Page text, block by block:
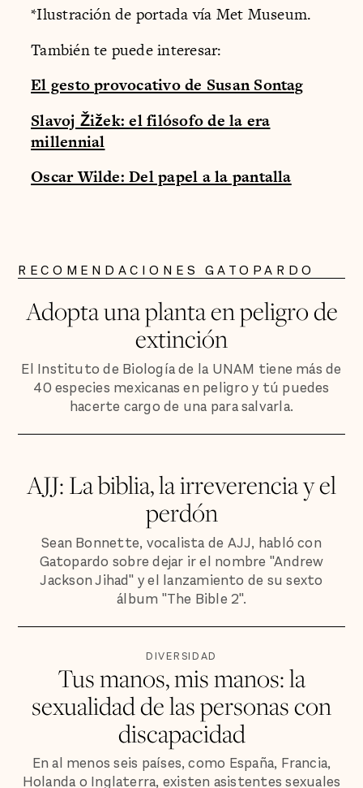
*Ilustración de portada vía Met Museum.
También te puede interesar:
El gesto provocativo de Susan Sontag
Slavoj Žižek: el filósofo de la era
millennial
Oscar Wilde: Del papel a la pantalla
RECOMENDACIONES GATOPARDO
Adopta una planta en peligro de
extinción
El Instituto de Biología de la UNAM tiene más de
40 especies mexicanas en peligro y tú puedes
hacerte cargo de una para salvarla.
AJJ: La biblia, la irreverencia y el
perdón
Sean Bonnette, vocalista de AJJ, habló con
Gatopardo sobre dejar ir el nombre "Andrew
Jackson Jihad" y el lanzamiento de su sexto
álbum "The Bible 2".
DIVERSIDAD
Tus manos, mis manos: la
sexualidad de las personas con
discapacidad
En al menos seis países, como España, Francia,
Holanda o Inglaterra, existen asistentes sexuales